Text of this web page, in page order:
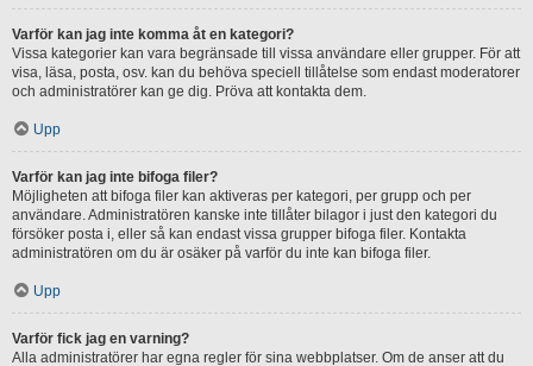
Varför kan jag inte komma åt en kategori?
Vissa kategorier kan vara begränsade till vissa användare eller grupper. För att
visa, läsa, posta, osv. kan du behöva speciell tillåtelse som endast moderatorer
och administratörer kan ge dig. Pröva att kontakta dem.
Upp
Varför kan jag inte bifoga filer?
Möjligheten att bifoga filer kan aktiveras per kategori, per grupp och per
användare. Administratören kanske inte tillåter bilagor i just den kategori du
försöker posta i, eller så kan endast vissa grupper bifoga filer. Kontakta
administratören om du är osäker på varför du inte kan bifoga filer.
Upp
Varför fick jag en varning?
Alla administratörer har egna regler för sina webbplatser. Om de anser att du